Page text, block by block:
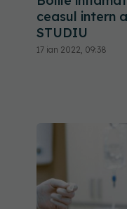
ceasul intern
STUDIU
17 ian 2022, 09:38